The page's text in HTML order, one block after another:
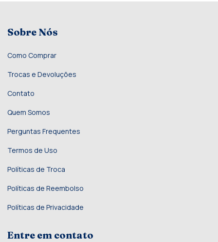
Sobre Nós
Como Comprar
Trocas e Devoluções
Contato
Quem Somos
Perguntas Frequentes
Termos de Uso
Políticas de Troca
Políticas de Reembolso
Políticas de Privacidade
Entre em contato